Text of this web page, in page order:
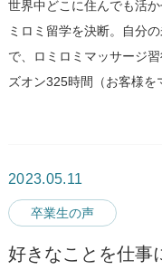
世界中どこに住んでも活
ミロミ留学を決断。自分
で、ロミロミマッサージ
ズオン325時間（お客様
2023.05.11
卒業生の声
好きなことを仕事